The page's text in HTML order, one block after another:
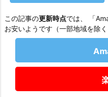
この記事の更新時点では、 「
お安いようです（一部地域を除く